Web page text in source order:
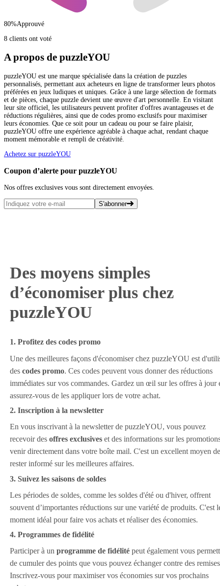
80%Approuvé
8 clients ont voté
A propos de puzzleYOU
puzzleYOU est une marque spécialisée dans la création de puzzles
personnalisés, permettant aux acheteurs en ligne de transformer leurs photos
préférées en jeux ludiques et uniques. Grâce à une large sélection de formats
et de pièces, chaque puzzle devient une œuvre d'art personnelle. En visitant
leur site officiel, les utilisateurs peuvent profiter d'offres avantageuses et de
réductions régulières, ainsi que de codes promo exclusifs pour maximiser
leurs économies. Que ce soit pour un cadeau ou pour se faire plaisir,
puzzleYOU offre une expérience agréable à chaque achat, rendant chaque
moment mémorable et rempli de créativité.
Achetez sur puzzleYOU
Coupon d’alerte pour puzzleYOU
Nos offres exclusives vous sont directement envoyées.
S'abonner
Des moyens simples
d’économiser plus chez
puzzleYOU
1. Profitez des codes promo
Une des meilleures façons d'économiser chez puzzleYOU est
des codes promo. Ces codes peuvent vous donner des réductions
immédiates sur vos commandes. Gardez un œil sur les offres à jour
assurez-vous de les appliquer lors de votre achat.
2. Inscription à la newsletter
En vous inscrivant à la newsletter de puzzleYOU, vous pouvez
recevoir des offres exclusives et des informations sur les
venir directement dans votre boîte mail. C'est un excellent moyen de
rester informé sur les meilleures affaires.
3. Suivez les saisons de soldes
Les périodes de soldes, comme les soldes d'été ou d'hiver, offrent
souvent d’importantes réductions sur une variété de produits. C'est
moment idéal pour faire vos achats et réaliser des économies.
4. Programmes de fidélité
Participer à un programme de fidélité peut également vous
de cumuler des points que vous pouvez échanger contre des
Inscrivez-vous pour maximiser vos économies sur vos prochains